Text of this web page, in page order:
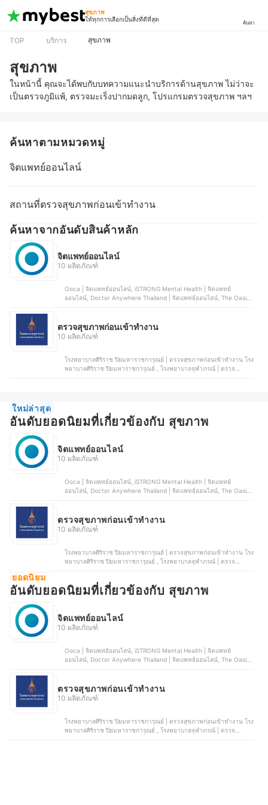
สุขภาพ
ให้ทุกการเลือกเป็นสิ่งที่ดีที่สุด
ค้นหา
TOP บริการ สุขภาพ
สุขภาพ
ในหน้านี้ คุณจะได้พบกับบทความแนะนำบริการด้านสุขภาพ ไม่ว่าจะ
เป็นตรวจภูมิแพ้, ตรวจมะเร็งปากมดลูก, โปรแกรมตรวจสุขภาพ ฯลฯ
ค้นหาตามหมวดหมู่
จิตแพทย์ออนไลน์
สถานที่ตรวจสุขภาพก่อนเข้าทํางาน
ค้นหาจากอันดับสินค้าหลัก
จิตแพทย์ออนไลน์
10 ผลิตภัณฑ์
Ooca | จิตแพทย์ออนไลน์, iSTRONG Mental Health | จิตแพทย์
ออนไลน์, Doctor Anywhere Thailand | จิตแพทย์ออนไลน์, The Oasis |
ตรวจสุขภาพก่อนเข้าทํางาน
10 ผลิตภัณฑ์
โรงพยาบาลศิริราช ปิยมหาราชการุณย์ | ตรวจสุขภาพก่อนเข้าทำงาน โรง
พยาบาลศิริราช ปิยมหาราชการุณย์ , โรงพยาบาลจุฬาภรณ์ | ตรวจ
ใหม่ล่าสุด
อันดับยอดนิยมที่เกี่ยวข้องกับ สุขภาพ
จิตแพทย์ออนไลน์
10 ผลิตภัณฑ์
Ooca | จิตแพทย์ออนไลน์, iSTRONG Mental Health | จิตแพทย์
ออนไลน์, Doctor Anywhere Thailand | จิตแพทย์ออนไลน์, The Oasis |
ตรวจสุขภาพก่อนเข้าทํางาน
10 ผลิตภัณฑ์
โรงพยาบาลศิริราช ปิยมหาราชการุณย์ | ตรวจสุขภาพก่อนเข้าทำงาน โรง
พยาบาลศิริราช ปิยมหาราชการุณย์ , โรงพยาบาลจุฬาภรณ์ | ตรวจ
ตรวจสุขภาพก่อนเข้าทำงาน โรงพยาบาลพญาไท 1, โรงพยาบาลเปาโล |
ตรวจสุขภาพก่อนเข้าทำงาน โรงพยาบาลเปาโล
ยอดนิยม
อันดับยอดนิยมที่เกี่ยวข้องกับ สุขภาพ
จิตแพทย์ออนไลน์
10 ผลิตภัณฑ์
Ooca | จิตแพทย์ออนไลน์, iSTRONG Mental Health | จิตแพทย์
ออนไลน์, Doctor Anywhere Thailand | จิตแพทย์ออนไลน์, The Oasis |
ตรวจสุขภาพก่อนเข้าทํางาน
10 ผลิตภัณฑ์
โรงพยาบาลศิริราช ปิยมหาราชการุณย์ | ตรวจสุขภาพก่อนเข้าทำงาน โรง
พยาบาลศิริราช ปิยมหาราชการุณย์ , โรงพยาบาลจุฬาภรณ์ | ตรวจ